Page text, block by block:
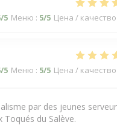
/5 Меню : 5/5 Цена / качество
/5 Меню : 5/5 Цена / качество
par des jeunes
du Salève.